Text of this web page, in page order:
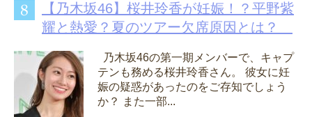
【乃木坂46】桜井玲香が妊娠！？平野紫
耀と熱愛？夏のツアー欠席原因とは？
乃木坂46の第一期メンバーで、キャプ
テンも務める桜井玲香さん。 彼女に妊
娠の疑惑があったのをご存知でしょう
か？ また一部...